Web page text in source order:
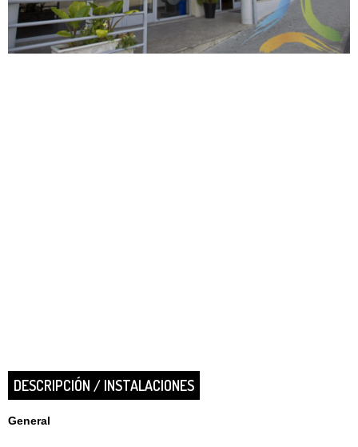
DESCRIPCIÓN / INSTALACIONES
General